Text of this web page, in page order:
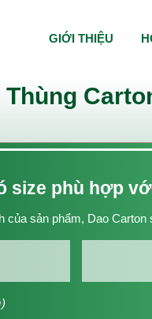
Thùng
size phù hợp
của sản phẩm, Dao
GIỚI THIỆU